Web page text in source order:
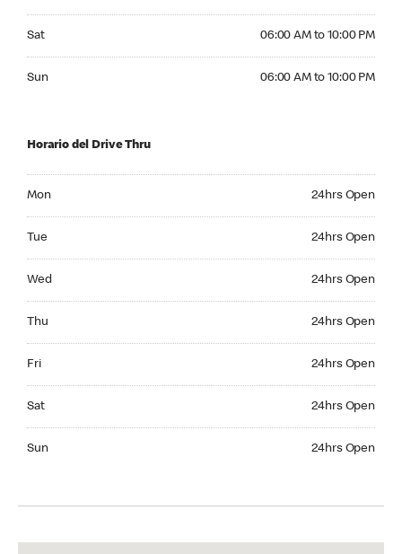
Sat 06:00 AM to 10:00 PM
Sun 06:00 AM to 10:00 PM
Horario del Drive Thru
Mon 24hrs Open
Tue 24hrs Open
Wed 24hrs Open
Thu 24hrs Open
Fri 24hrs Open
Sat 24hrs Open
Sun 24hrs Open